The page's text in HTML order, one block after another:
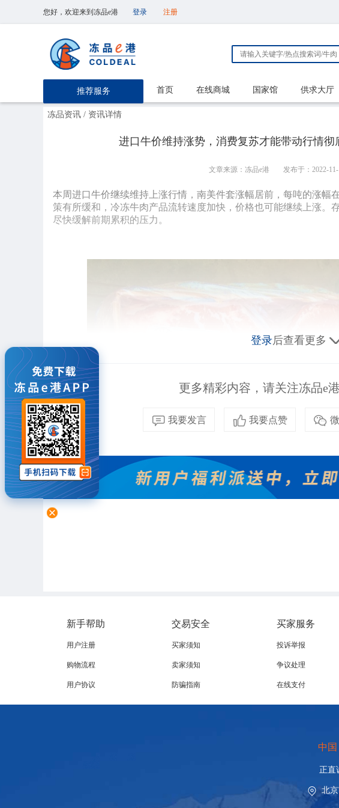
您好，欢迎来到冻品e港 登录 注册
推荐服务 首页 在线商城 国家馆 供求大厅
冻品资讯 / 资讯详情
进口牛价维持涨势，消费复苏才能带动行情彻
文章来源：冻品e港 发布于：2022-
本周进口牛价继续维持上涨行情，南美件套涨幅居前，每吨的涨幅
策有所缓和，冷冻牛肉产品流转速度加快，价格也可能继续上涨。
尽快缓解前期累积的压力。
品则更加具价格优势。
登录后查看更多
更多精彩内容，请关注冻品e
我要发言 我要点赞
新手帮助
用户注册
购物流程
用户协议
交易安全
买家须知
卖家须知
防骗指南
买家服务
投诉举报
争议处理
在线支付
中国
正直
北